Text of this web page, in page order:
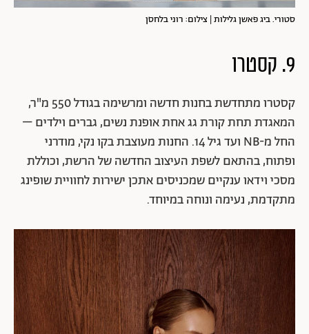
סטורי. ביג פאשן גלילות | צילום: רוני בלחסן
9. קסטרו
קסטרו מתחדשת בחנות חדשה ומרשימה בגודל 550 מ"ר,
המאגדת תחת קורת גג אחת אופנת נשים, גברים וילדים –
החל מ-NB ועד גיל 14. החנות מעוצבת בקו נקי, מודרני
ופתוח, בהתאם לשפת העיצוב החדשה של הרשת, וכוללת
מסכי וידאו ענקיים שמכניסים אתכן ישירות לחוויית שופינג
מתקדמת, נעימה ונוחה במיוחד.